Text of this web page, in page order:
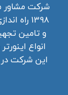
شرکت مشاور
1398
و تامین
انواع
این شرکت در